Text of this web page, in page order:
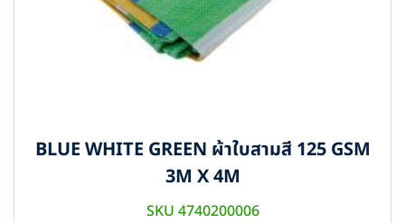
BLUE WHITE GREEN ผ้าใบสามสี 125 GSM
3M X 4M
SKU 4740200006